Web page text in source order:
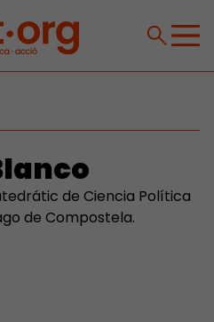
de Ciencia Política
de Compostela.